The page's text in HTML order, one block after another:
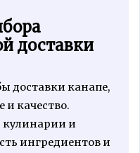
доставки
доставки канапе,
и качество.
кулинарии и
ингредиентов и